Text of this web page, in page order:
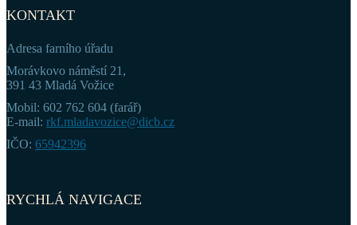
KONTAKT
Adresa farního úřadu
Morávkovo náměstí 21,
391 43 Mladá Vožice
Mobil: 602 762 604 (farář)
E-mail: rkf.mladavozice@dicb.cz
IČO: 65942396
RYCHLÁ NAVIGACE